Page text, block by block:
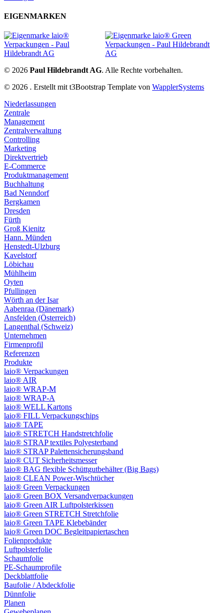
EIGENMARKEN
© 2026 Paul Hildebrandt AG. Alle Rechte vorbehalten.
© 2026 . Erstellt mit t3Bootstrap Template von WapplerSystems
Niederlassungen
Zentrale
Management
Zentralverwaltung
Controlling
Marketing
Direktvertrieb
E-Commerce
Produktmanagement
Buchhaltung
Bad Nenndorf
Bergkamen
Dresden
Fürth
Groß Kienitz
Hann. Münden
Henstedt-Ulzburg
Kavelstorf
Löbichau
Mühlheim
Oyten
Pfullingen
Wörth an der Isar
Aabenraa (Dänemark)
Ansfelden (Österreich)
Langenthal (Schweiz)
Unternehmen
Firmenprofil
Referenzen
Produkte
laio® Verpackungen
laio® AIR
laio® WRAP-M
laio® WRAP-A
laio® WELL Kartons
laio® FILL Verpackungschips
laio® TAPE
laio® STRETCH Handstretchfolie
laio® STRAP textiles Polyesterband
laio® STRAP Palettensicherungsband
laio® CUT Sicherheitsmesser
laio® BAG flexible Schüttgutbehälter (Big Bags)
laio® CLEAN Power-Wischtücher
laio® Green Verpackungen
laio® Green BOX Versandverpackungen
laio® Green AIR Luftpolsterkissen
laio® Green STRETCH Stretchfolie
laio® Green TAPE Klebebänder
laio® Green DOC Begleitpapiertaschen
Folienprodukte
Luftpolsterfolie
Schaumfolie
PE-Schaumprofile
Deckblattfolie
Baufolie / Abdeckfolie
Dünnfolie
Planen